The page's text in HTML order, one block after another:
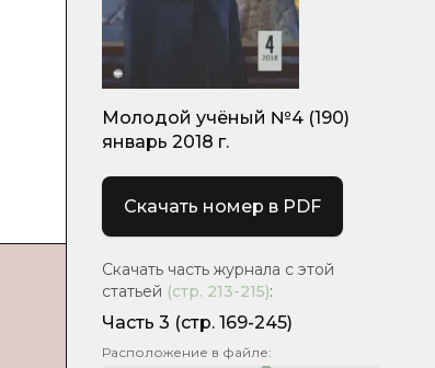
Молодой учёный №4 (190)
январь 2018 г.
Скачать номер в PDF
Скачать часть журнала с этой
статьей (стр. 213-215):
Часть 3 (стр. 169-245)
Расположение в файле: